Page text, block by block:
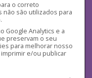
o correto
não são utilizados para
Google Analytics e a
preservam o seu
para melhorar nosso
e/ou publicar
.